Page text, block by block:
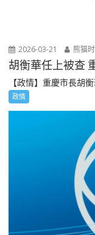
2026-03-21 熊猫
胡衡華任上被查
【政情】重慶市長胡
政情